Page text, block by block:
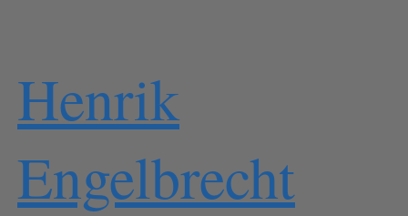
content
Henrik
Engelbrecht